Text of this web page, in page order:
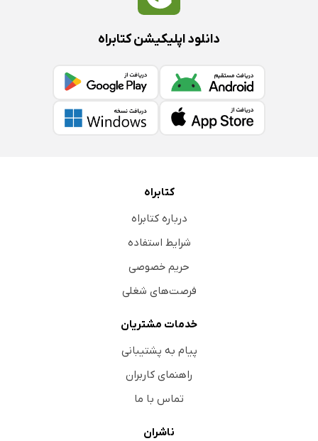
دانلود اپلیکیشن کتابراه
کتابراه
درباره کتابراه
شرایط استفاده
حریم خصوصی
فرصت‌های شغلی
خدمات مشتریان
پیام به پشتیبانی
راهنمای کاربران
تماس با ما
ناشران